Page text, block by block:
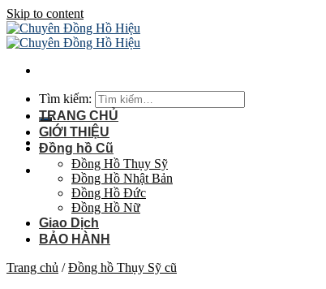
Skip to content
Tìm kiếm:
TRANG CHỦ
GIỚI THIỆU
Đồng hồ Cũ
Đồng Hồ Thụy Sỹ
Đồng Hồ Nhật Bản
Đồng Hồ Đức
Đồng Hồ Nữ
Giao Dịch
BẢO HÀNH
Trang chủ / Đồng hồ Thụy Sỹ cũ